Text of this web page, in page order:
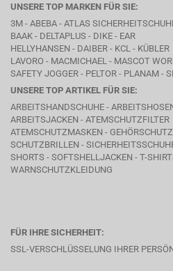
UNSERE TOP MARKEN FÜR SIE:
3M - ABEBA - ATLAS
BAAK - DELTAPLUS - DIKE - EAR
HELLYHANSEN - DAIBER - KCL - KÜBLER
LAVORO - MACMICHAEL - MASCOT
SAFETY JOGGER - PELTOR - PLANAM -
UNSERE TOP ARTIKEL FÜR SIE:
ARBEITSHANDSCHUHE -
ARBEITSJACKEN - ATEMSCHUTZFILTER
ATEMSCHUTZMASKEN - GEHÖRSCHUTZ
SCHUTZBRILLEN -
SHORTS - SOFTSHELLJACKEN - T-
WARNSCHUTZKLEIDUNG
FÜR IHRE SICHERHEIT:
SSL-VERSCHLÜSSELUNG IHRER